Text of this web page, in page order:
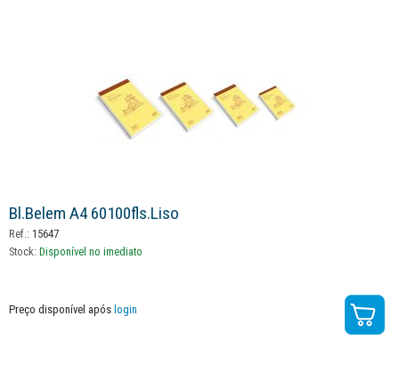
Bl.belem A4 60100fls.liso
Ref.: 15647
Stock: Disponível no imediato
Preço disponível após login